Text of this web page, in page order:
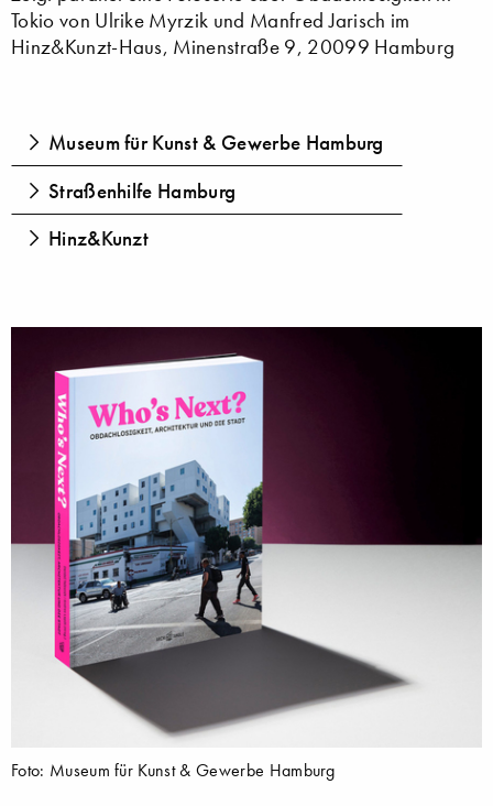
Tokio von Ulrike Myrzik und Manfred Jarisch im
Hinz&Kunzt-Haus, Minenstraße 9, 20099 Hamburg
Museum für Kunst & Gewerbe Hamburg
Straßenhilfe Hamburg
Hinz&Kunzt
Foto: Museum für Kunst & Gewerbe Hamburg